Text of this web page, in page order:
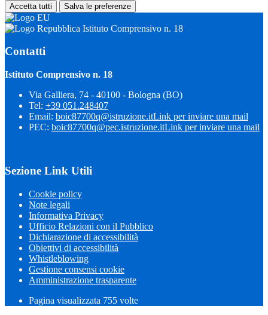
Accetta tutti Salva le preferenze
Istituto Comprensivo n. 18
Contatti
Istituto Comprensivo n. 18
Via Galliera, 74 - 40100 - Bologna (BO)
Tel: +39 051.248407
Email: boic87700q@istruzione.itLink per inviare una mail
PEC: boic87700q@pec.istruzione.itLink per inviare una mail
Sezione Link Utili
Cookie policy
Note legali
Informativa Privacy
Ufficio Relazioni con il Pubblico
Dichiarazione di accessibilità
Obiettivi di accessibilità
Whistleblowing
Gestione consensi cookie
Amministrazione trasparente
Pagina visualizzata 755 volte